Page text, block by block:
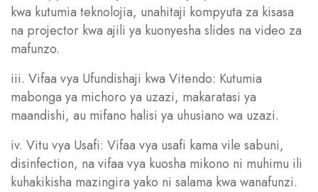
kwa kutumia teknolojia, unahitaji kompyuta za kisasa
na projector kwa ajili ya kuonyesha slides na video za
mafunzo.
iii. Vifaa vya Ufundishaji kwa Vitendo: Kutumia
mabonga ya michoro ya uzazi, makaratasi ya
maandishi, au mifano halisi ya uhusiano wa uzazi.
iv. Vitu vya Usafi: Vifaa vya usafi kama vile sabuni,
disinfection, na vifaa vya kuosha mikono ni muhimu ili
kuhakikisha mazingira yako ni salama kwa wanafunzi.